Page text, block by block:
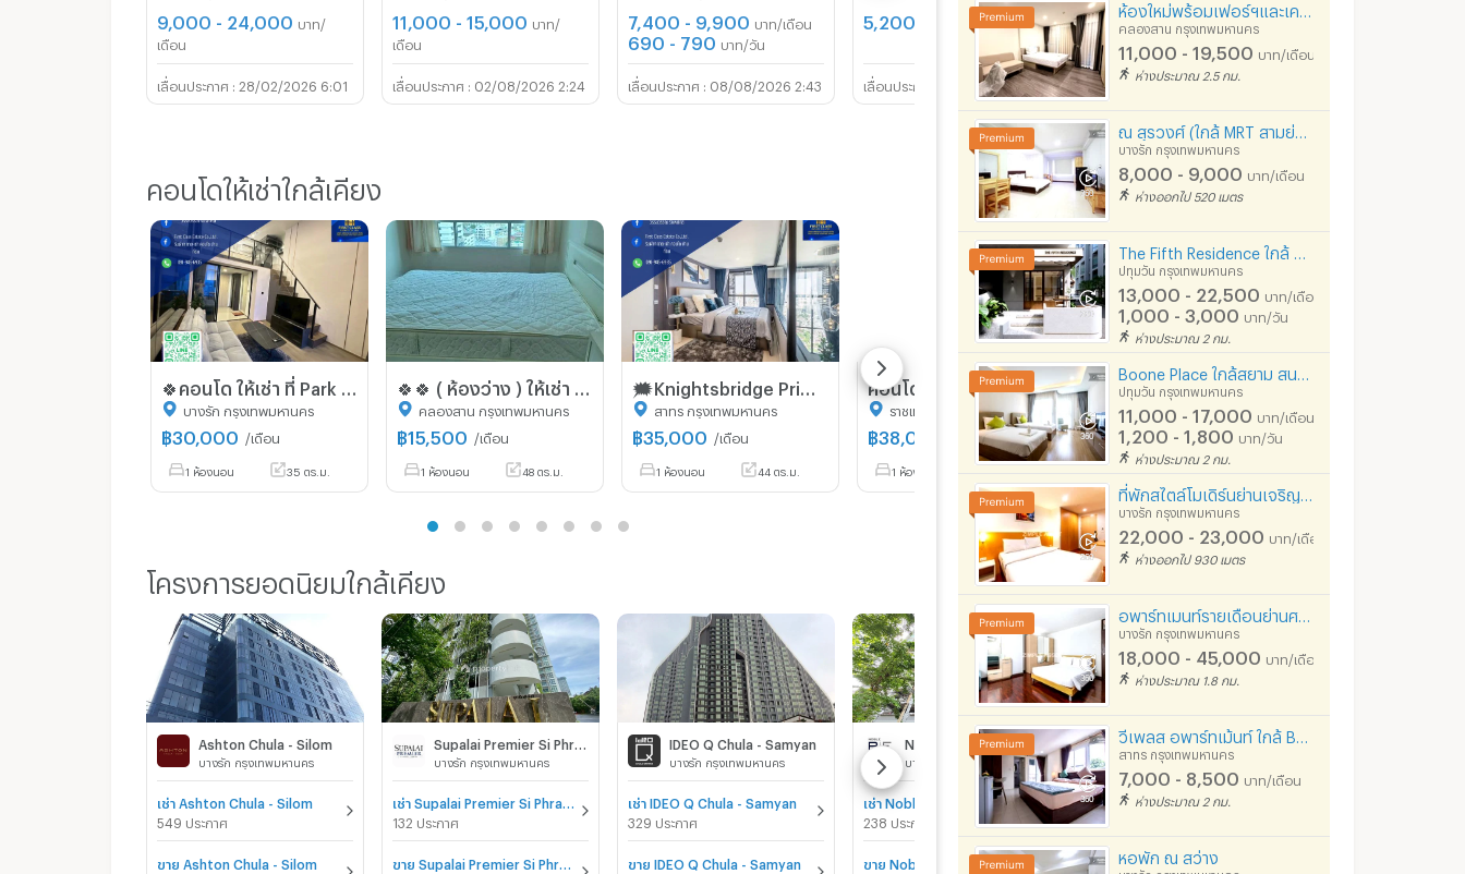
9,000 - 24,000 บาท/
เดือน
28/02/2026 6:01
11,000 - 15,000 บาท/
เดือน
02/08/2026 2:24
7,400 - 9,900 บาท/เดือน
690 - 790 บาท/วัน
08/08/2026 2:43
5,200 - 7,200 บาท/เดือน
20/01/2026 7:48
8,900 - 10,900
850 - 1,450
08/08/2026 2:43
คอนโดให้เช่าใกล้เคียง
บางรัก กรุงเทพมหานคร
฿30,000 /เดือน
1 ห้องนอน 35 ตร.ม.
คลองสาน กรุงเทพมหานคร
฿15,500 /เดือน
1 ห้องนอน 48 ตร.ม.
สาทร กรุงเทพมหานคร
฿35,000 /เดือน
1 ห้องนอน 44 ตร.ม.
คอนโดหรูใหม่ 36.5 ตร.ม. ชั้นสูง ใจกลางถนนเพชรบุรี ราชเทวี
ราชเทวี กรุงเทพมหานคร
฿38,000 /เดือน
1 ห้องนอน
Duplex คอนโด ขนาด 45 ตร.ม. ชั้นสูง ย่านสาทร ใกล้พระราม 4 วิวเมืองสวย
สาทร กรุงเทพมหานคร
฿ 35,000 /เดือน
โครงการยอดนิยมใกล้เคียง
Ashton Chula - Silom
บางรัก กรุงเทพมหานคร
เช่า Ashton Chula - Silom
549 ประกาศ
ขาย Ashton Chula - Silom
Supalai Premier Si Phraya - Samyan
บางรัก กรุงเทพมหานคร
132 ประกาศ
IDEO Q Chula - Samyan
บางรัก กรุงเทพมหานคร
เช่า IDEO Q Chula - Samyan
329 ประกาศ
ขาย IDEO Q Chula - Samyan
Noble Revo Silom
บางรัก กรุงเทพมหานคร
เช่า Noble Revo Silom
238 ประกาศ
ขาย Noble Revo Silom
The Address Sathorn
บางรัก กรุงเทพมหานคร
เช่า The Address Sathorn
365 ประกาศ
ขาย The Address Sathorn
คลองสาน กรุงเทพมหานคร
11,000 - 19,500 บาท/เดือน
ห่างประมาณ 2.5 กม.
บางรัก กรุงเทพมหานคร
8,000 - 9,000 บาท/เดือน
ห่างออกไป 520 เมตร
ปทุมวัน กรุงเทพมหานคร
13,000 - 22,500 บาท/เดือน
1,000 - 3,000 บาท/วัน
ห่างประมาณ 2 กม.
ปทุมวัน กรุงเทพมหานคร
11,000 - 17,000 บาท/เดือน
1,200 - 1,800 บาท/วัน
ห่างประมาณ 2 กม.
บางรัก กรุงเทพมหานคร
22,000 - 23,000 บาท/เดือน
ห่างออกไป 930 เมตร
บางรัก กรุงเทพมหานคร
18,000 - 45,000 บาท/เดือน
ห่างประมาณ 1.8 กม.
สาทร กรุงเทพมหานคร
7,000 - 8,500 บาท/เดือน
ห่างประมาณ 2 กม.
หอพัก ณ สว่าง